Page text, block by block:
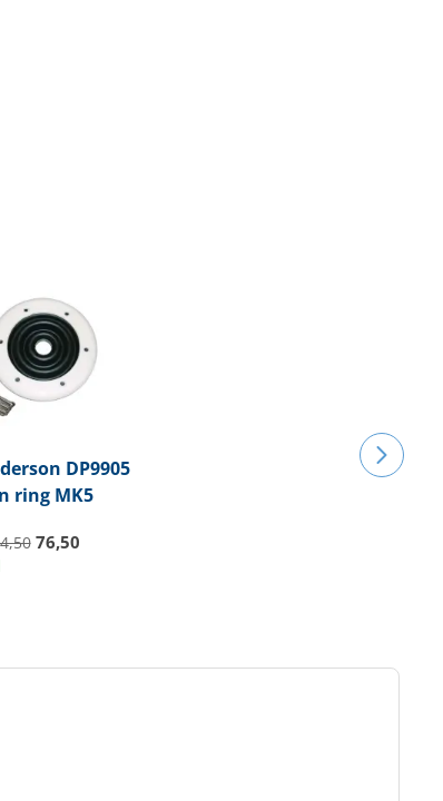
DP9905
ring MK5
76,50